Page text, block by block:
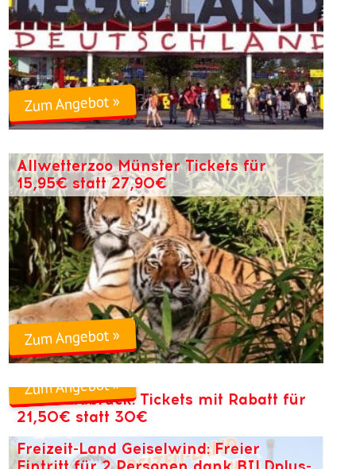
Zum Angebot »
Zum Angebot »
Allwetterzoo Münster Tickets für
15,95€ statt 27,90€
Zum Angebot »
Zoo Osnabrück: Tickets mit Rabatt für
21,50€ statt 30€
Freizeit-Land Geiselwind: Freier